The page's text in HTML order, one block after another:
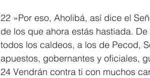
22 »Por eso, Aholibá, así dice el
de los que ahora estás hastiada.
todos los caldeos, a los de Pecod,
apuestos, gobernantes y oficiales,
24 Vendrán contra ti con muchos